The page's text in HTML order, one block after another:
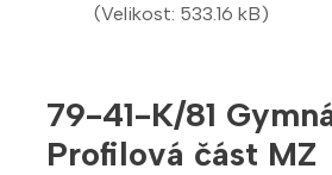
(Velikost: 533.16 kB)
79-41-K/81
Profilová část MZ